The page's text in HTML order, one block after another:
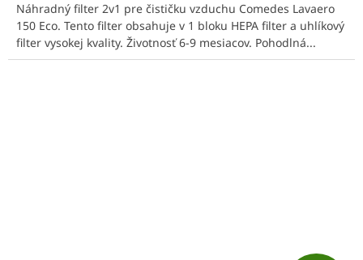
Náhradný filter 2v1 pre čističku vzduchu Comedes Lavaero
150 Eco. Tento filter obsahuje v 1 bloku HEPA filter a uhlíkový
filter vysokej kvality. Životnosť 6-9 mesiacov. Pohodlná...